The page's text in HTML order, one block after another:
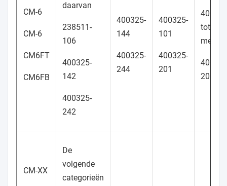
CM-6
CM-6
CM6FT
CM6FB
daarvan
238511-
106
400325-
142
400325-
242
400325-
144
400325-
244
400325-
101
400325-
201
tot en
met
205
CM-XX
De
volgende
categorieën